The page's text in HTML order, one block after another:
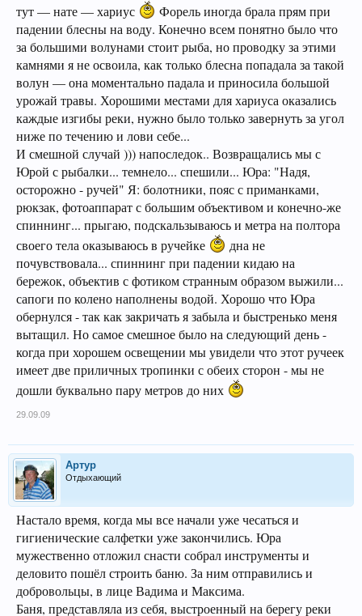
тут — нате — хариус
Форель иногда брала прям при
падении блесны на воду. Конечно всем понятно было что
за большими волунами стоит рыба, но проводку за этими
камнями я не освоила, как только блесна попадала за такой
волун — она моментально падала и приносила большой
урожай травы. Хорошими местами для хариуса оказались
каждые изгибы реки, нужно было только завернуть за угол
ниже по течению и лови себе...
И смешной случай ))) напоследок.. Возвращались мы с
Юрой с рыбалки... темнело... спешили... Юра: "Надя,
осторожно - ручей" Я: болотники, пояс с приманками,
рюкзак, фотоаппарат с большим объективом и конечно-же
спиннинг... прыгаю, подскальзываюсь и метра на полтора
своего тела оказываюсь в ручейке
дна не
почувствовала... спиннинг при падении кидаю на
бережок, объектив с фотиком странным образом выжили...
сапоги по колено наполнены водой. Хорошо что Юра
обернулся - так как закричать я забыла и быстренько меня
вытащил. Но самое смешное было на следующий день -
когда при хорошем освещении мы увидели что этот ручеек
имеет две приличных тропинки с обеих сторон - мы не
дошли буквально пару метров до них
29.09.09
Артур
Отдыхающий
Настало время, когда мы все начали уже чесаться и
гигиенические салфетки уже закончились. Юра
мужественно отложил снасти собрал инструменты и
деловито пошёл строить баню. За ним отправились и
добровольцы, в лице Вадима и Максима.
Баня, представляла из себя, выстроенный на берегу реки